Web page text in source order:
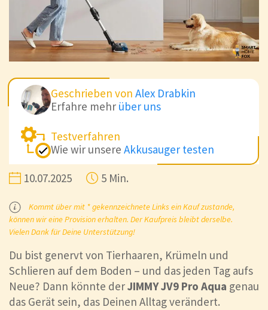
Geschrieben von Alex Drabkin
Erfahre mehr über uns
Testverfahren
Wie wir unsere Akkusauger testen
10.07.2025 5 Min.
Kommt über mit * gekennzeichnete Links ein Kauf zustande,
können wir eine Provision erhalten. Der Kaufpreis bleibt derselbe.
Vielen Dank für Deine Unterstützung!
Du bist genervt von Tierhaaren, Krümeln und
Schlieren auf dem Boden – und das jeden Tag aufs
Neue? Dann könnte derJIMMY JV9 Pro Aqua genau
das Gerät sein, das Deinen Alltag verändert.